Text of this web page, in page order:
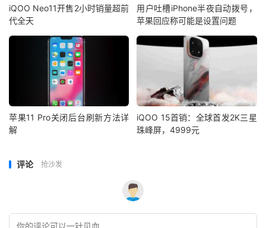
iQOO Neo11开售2小时销量超前
代全天
用户吐槽iPhone半夜自动拨号，
苹果回应称可能是设置问题
苹果11 Pro关闭后台刷新方法详
解
iQOO 15首销：全球首发2K三星
珠峰屏，4999元
评论 抢沙发